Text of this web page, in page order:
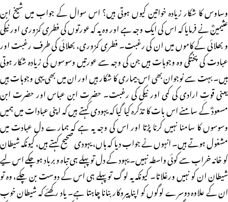
وساوس کا شکار زیادہ خواتین کیوں ہوتی ہیں؟ اس سوال کے جواب میں شیخ ابن
عثیمینؓ نے فرمایا کہ اس کی ایک وجہ ہے اور وہ یہ کہ عورتوں کی فطری کمزوری اور نیکی
و بھلائی کے کاموں میں ان کی رغبت۔ فطری کمزوری، بھلائی کی طرف رغبت اور
عبادت کی پختگی وہ وجوہات ہیں جن کی وجہ سے عورتیں وسوسوں کی زیادہ شکار ہوتی
ہیں۔ بہت سے نوجوان بھی اس بیماری کا شکار ہیں اور ان میں بھی یہی وجوہات ہیں
یعنی قوتِ ارادی کی کمی اور نیکی کی رغبت۔ حضرت ابن عباس اور حضرت ابن
مسعودؓ کے سامنے اس بات کا تذکرہ کیا گیا کہ یہودی کہتے ہیں کہ اپنی عبادات میں ہمیں
وسوسوں کا سامنا نہیں کرنا پڑتا اور اس کی وجہ یہ ہے کہ ہمارے دل عبادت میں
مشغول ہوتے ہیں۔ انہوں نے جواب دیا کہ ہاں، یہودی صحیح کہتے ہیں، کیونکہ شیطان
کو خانہ خراب سے کوئی واسطہ نہیں۔ یہود کے دل تو پہلے ہی تباہ و برباد ہوچکے اس لیے
شیطان ان کو نہیں ورغلاتا۔ کیونکہ یہ لوگ تو پہلے ہی اس کے دوست بن چکے، وہ تو
ان کے علاوہ دوسرے لوگوں کو اپنا پیروکار بنانا چاہتا ہے۔ یاد رکھئے کہ شیطان خوب